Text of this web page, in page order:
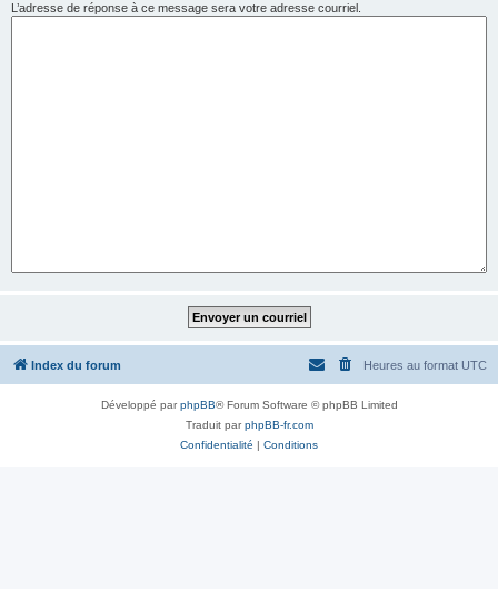
L’adresse de réponse à ce message sera votre adresse courriel.
Index du forum Heures au format UTC
Développé parphpBB® Forum Software © phpBB Limited
Traduit parphpBB-fr.com
Confidentialité | Conditions